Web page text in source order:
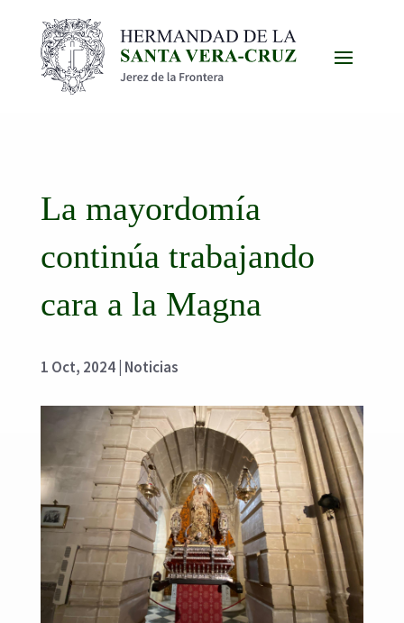
La mayordomía
continúa trabajando
cara a la Magna
1 Oct, 2024| Noticias